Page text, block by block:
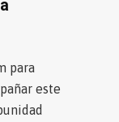
para
este